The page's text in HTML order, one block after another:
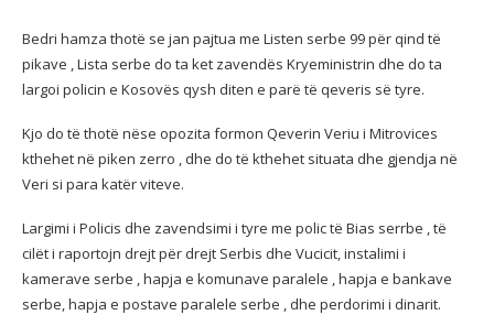
Bedri hamza thotë se jan pajtua me Listen serbe 99 për qind të
pikave , Lista serbe do ta ket zavendës Kryeministrin dhe do ta
largoi policin e Kosovës qysh diten e parë të qeveris së tyre.
Kjo do të thotë nëse opozita formon Qeverin Veriu i Mitrovices
kthehet në piken zerro , dhe do të kthehet situata dhe gjendja në
Veri si para katër viteve.
Largimi i Policis dhe zavendsimi i tyre me polic të Bias serrbe , të
cilët i raportojn drejt për drejt Serbis dhe Vucicit, instalimi i
kamerave serbe , hapja e komunave paralele , hapja e bankave
serbe, hapja e postave paralele serbe , dhe perdorimi i dinarit.